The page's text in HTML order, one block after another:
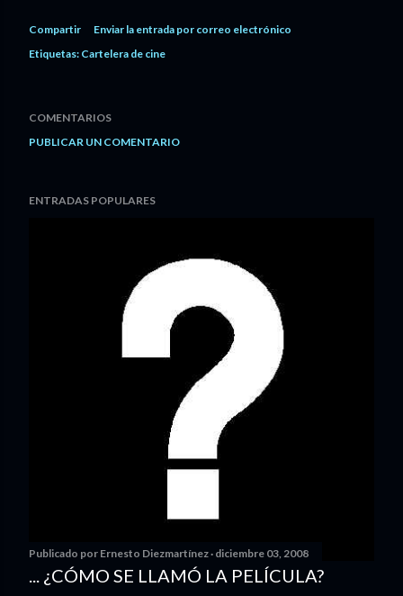
Compartir
Enviar la entrada por correo electrónico
Etiquetas: Cartelera de cine
COMENTARIOS
PUBLICAR UN COMENTARIO
ENTRADAS POPULARES
Publicado por Ernesto Diezmartínez diciembre 03, 2008
... ¿CÓMO SE LLAMÓ LA PELÍCULA?